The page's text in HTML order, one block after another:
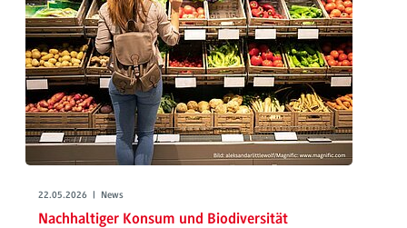
22.05.2026 | News
Nachhaltiger Konsum und Biodiversität